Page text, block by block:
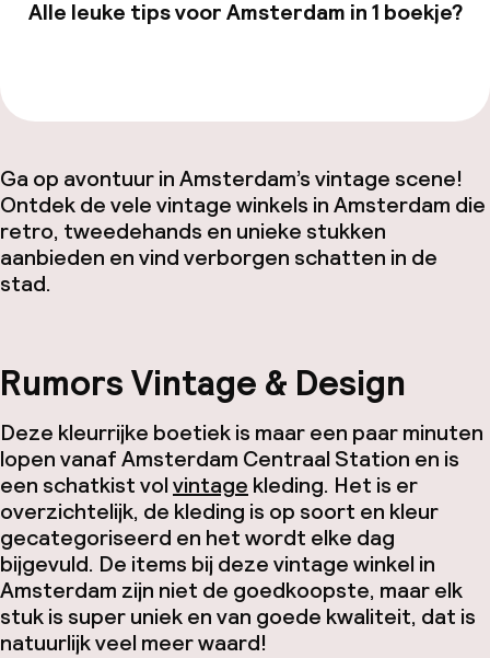
Alle leuke tips voor Amsterdam in 1 boekje?
Ga op avontuur in Amsterdam’s vintage scene!
Ontdek de vele vintage winkels in Amsterdam die
retro, tweedehands en unieke stukken
aanbieden en vind verborgen schatten in de
stad.
Rumors Vintage & Design
Deze kleurrijke boetiek is maar een paar minuten
lopen vanaf Amsterdam Centraal Station en is
een schatkist volvintage kleding. Het is er
overzichtelijk, de kleding is op soort en kleur
gecategoriseerd en het wordt elke dag
bijgevuld. De items bij deze vintage winkel in
Amsterdam zijn niet de goedkoopste, maar elk
stuk is super uniek en van goede kwaliteit, dat is
natuurlijk veel meer waard!